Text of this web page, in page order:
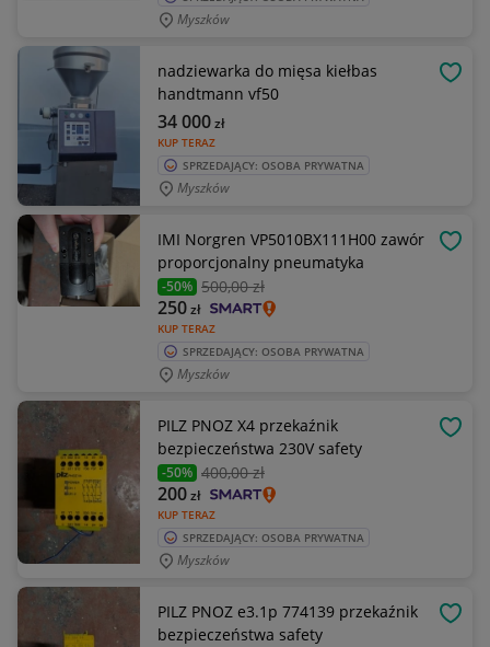
Myszków
nadziewarka do mięsa kiełbas
handtmann vf50
KUP TERAZ
34 000zł
SPRZEDAJĄCY: OSOBA PRYWATNA
Myszków
IMI Norgren VP5010BX111H00 zawór
proporcjonalny pneumatyka
-50% 500,00 zł
KUP TERAZ
250zł
SPRZEDAJĄCY: OSOBA PRYWATNA
Myszków
PILZ PNOZ X4 przekaźnik
bezpieczeństwa 230V safety
-50% 400,00 zł
KUP TERAZ
200zł
SPRZEDAJĄCY: OSOBA PRYWATNA
Myszków
PILZ PNOZ e3.1p 774139 przekaźnik
bezpieczeństwa safety